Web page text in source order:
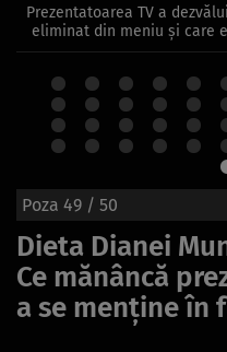
Prezentatoarea TV a
eliminat din meniu și care
Poza 49 / 50
Dieta Dianei
Ce mănâncă
a se menține în